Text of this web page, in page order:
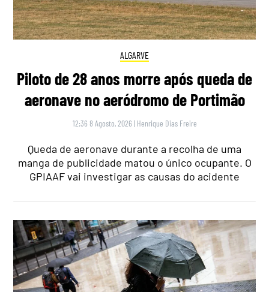
ALGARVE
Piloto de 28 anos morre após queda de
aeronave no aeródromo de Portimão
12:36 8 Agosto, 2026 | Henrique Dias Freire
Queda de aeronave durante a recolha de uma
manga de publicidade matou o único ocupante. O
GPIAAF vai investigar as causas do acidente